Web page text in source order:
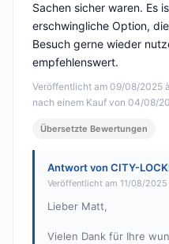
Veröffentlicht am 09/08/2025
nach einem Kauf von 04/08/
Sachen sicher waren. Es
erschwingliche Option,
Besuch gerne wieder
empfehlenswert.
Übersetzte Bewertungen
Antwort von CITY-
Veröffentlicht am 11/08/2025
Lieber Matt,
Vielen Dank für Ihre